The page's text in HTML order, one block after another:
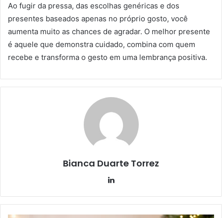
Ao fugir da pressa, das escolhas genéricas e dos
presentes baseados apenas no próprio gosto, você
aumenta muito as chances de agradar. O melhor presente
é aquele que demonstra cuidado, combina com quem
recebe e transforma o gesto em uma lembrança positiva.
Bianca Duarte Torrez